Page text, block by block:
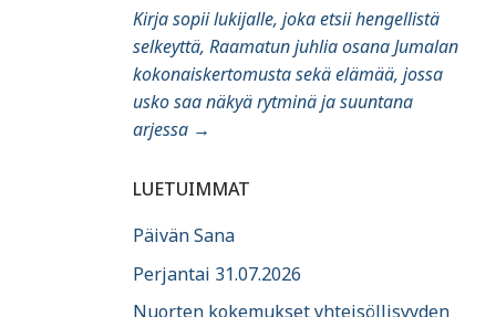
Kirja sopii lukijalle, joka etsii hengellistä
selkeyttä, Raamatun juhlia osana Jumalan
kokonaiskertomusta sekä elämää, jossa
usko saa näkyä rytminä ja suuntana
arjessa →
LUETUIMMAT
Päivän Sana
Perjantai 31.07.2026
Nuorten kokemukset yhteisöllisyyden